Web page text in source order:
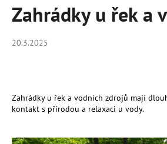
Zahrádky u řek a
20.3.2025
Zahrádky u řek a vodních zdrojů mají
kontakt s přírodou a relaxaci u vody.